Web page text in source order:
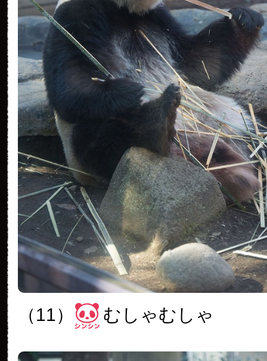
（11） むしゃむしゃ